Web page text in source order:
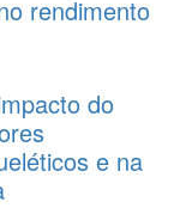
rendimento
do
e na